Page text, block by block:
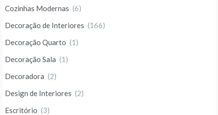
Cozinhas Modernas (6)
Decoração de Interiores (166)
Decoração Quarto (1)
Decoração Sala (1)
Decoradora (2)
Design de Interiores (2)
Escritório (3)